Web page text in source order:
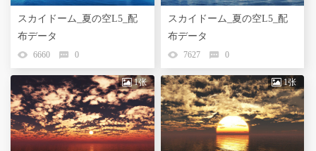
スカイドーム_夏の空L5_配
布データ
6660 0
1张
スカイドーム_夏の空L5_配
布データ
7627 0
1张